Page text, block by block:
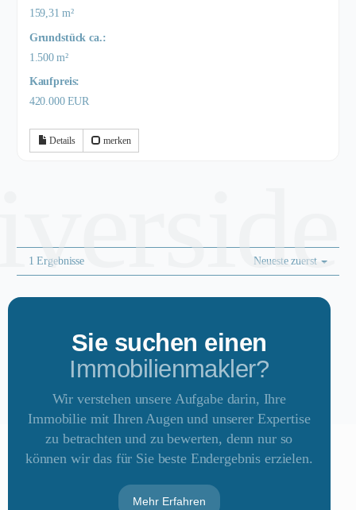
159,31 m²
Grund­stück ca.:
1.500 m²
Kaufpreis:
420.000 EUR
Details merken
1 Ergebnisse Neueste zuerst
Sie suchen einen
Immobilienmakler?
Wir verstehen unsere Aufgabe darin, Ihre
Immobilie mit Ihren Augen und unserer Expertise
zu betrachten und zu bewerten, denn nur so
können wir das für Sie beste Endergebnis erzielen.
Mehr Erfahren